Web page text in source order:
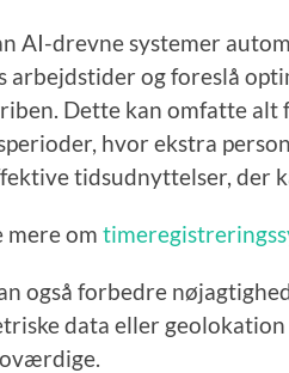
AI-drevne systemer
arbejdstider og foreslå
Dette kan omfatte alt
hvor ekstra
tidsudnyttelser, der
mere om
også forbedre
data eller